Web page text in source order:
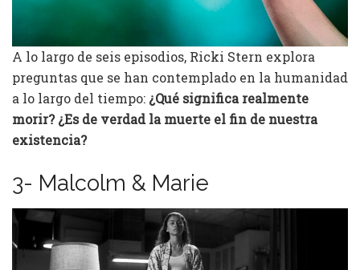
A lo largo de seis episodios, Ricki Stern explora
preguntas que se han contemplado en la humanidad
a lo largo del tiempo: ¿Qué significa realmente
morir? ¿Es de verdad la muerte el fin de nuestra
existencia?
3- Malcolm & Marie